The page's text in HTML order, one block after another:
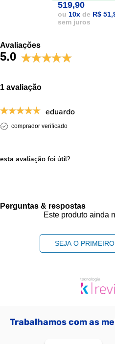
519,90
ou 10xde R$
sem juros
Avaliações
5.0
1 avaliação
eduardo
comprador verificado
esta avaliação foi útil?
Perguntas & respostas
Este produto ainda
SEJA O
Trabalhamos com as